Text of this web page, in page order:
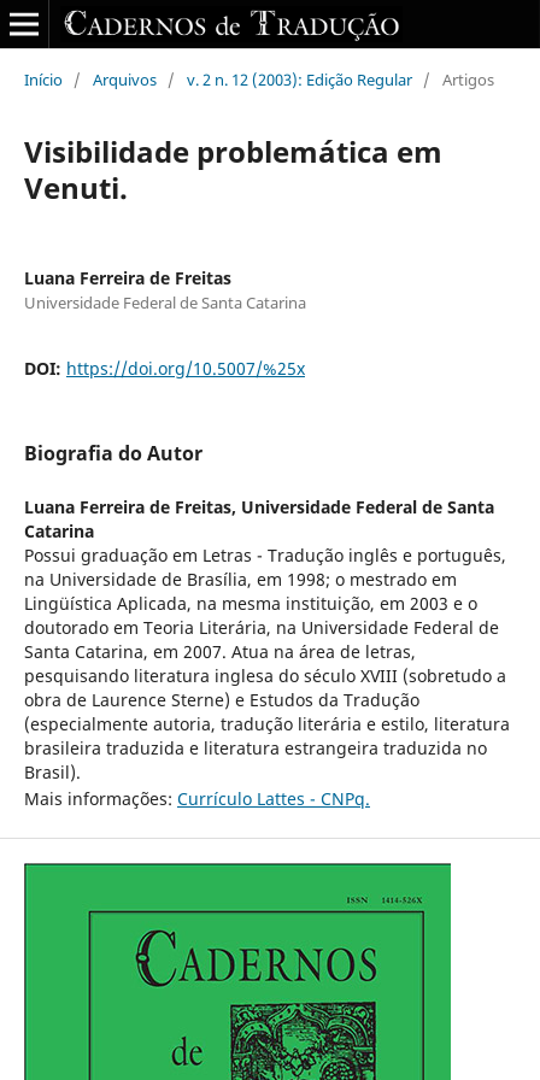
Início / Arquivos / v. 2 n. 12 (2003): Edição Regular / Artigos
Visibilidade problemática em
Venuti.
Luana Ferreira de Freitas
Universidade Federal de Santa Catarina
DOI: https://doi.org/10.5007/%25x
Biografia do Autor
Luana Ferreira de Freitas, Universidade Federal de Santa
Catarina
Possui graduação em Letras - Tradução inglês e português,
na Universidade de Brasília, em 1998; o mestrado em
Lingüística Aplicada, na mesma instituição, em 2003 e o
doutorado em Teoria Literária, na Universidade Federal de
Santa Catarina, em 2007. Atua na área de letras,
pesquisando literatura inglesa do século XVIII (sobretudo a
obra de Laurence Sterne) e Estudos da Tradução
(especialmente autoria, tradução literária e estilo, literatura
brasileira traduzida e literatura estrangeira traduzida no
Brasil).
Mais informações: Currículo Lattes - CNPq.